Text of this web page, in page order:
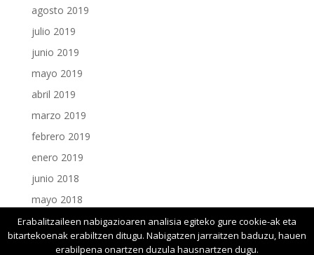
agosto 2019
julio 2019
junio 2019
mayo 2019
abril 2019
marzo 2019
febrero 2019
enero 2019
junio 2018
mayo 2018
enero 2018
Erabalitzaileen nabigazioaren analisia egiteko gure cookie-ak eta
bitartekoenak erabiltzen ditugu. Nabigatzen jarraitzen baduzu, hauen
erabilpena onartzen duzula hausnartzen dugu.